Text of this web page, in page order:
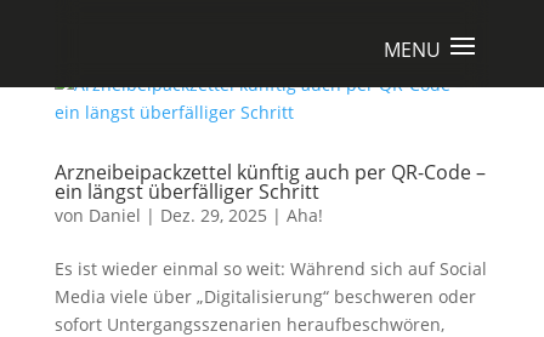
Arzneibeipackzettel künftig auch per QR-Code –
ein längst überfälliger Schritt
von Daniel | Dez. 29, 2025 | Aha!
Es ist wieder einmal so weit: Während sich auf Social
Media viele über „Digitalisierung“ beschweren oder
sofort Untergangsszenarien heraufbeschwören,